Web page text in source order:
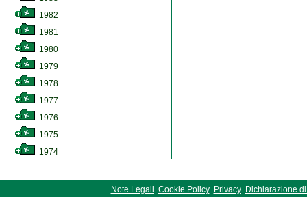
1982
1981
1980
1979
1978
1977
1976
1975
1974
Note Legali Cookie Policy Privacy
Dichiarazione